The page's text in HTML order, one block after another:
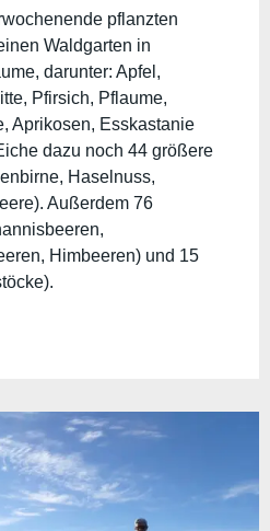
pflanzten
Waldgarten in
darunter: Apfel,
Pfirsich, Pflaume,
Aprikosen, Esskastanie
dazu noch 44 größere
Haselnuss,
Außerdem 76
Himbeeren) und 15